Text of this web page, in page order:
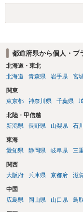
面での反論となれば、よ
はXのため、APのIPアド
求は法律知識が不可欠で
都道府県から個人・プ
北海道・東北
北海道
青森県 岩手県 宮
関東
東京都
神奈川県 千葉県
北陸・甲信越
新潟県
長野県 山梨県 石
東海
愛知県
静岡県 岐阜県 三
関西
大阪府
兵庫県 京都府 滋
中国
広島県
岡山県 山口県 鳥